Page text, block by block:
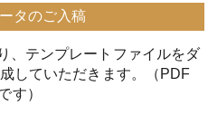
タのご入稿
、テンプレートファイルをダ
していただきます。（PDF
す）